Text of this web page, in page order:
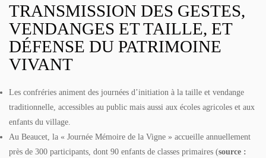
TRANSMISSION DES GESTES,
VENDANGES ET TAILLE, ET
DÉFENSE DU PATRIMOINE
VIVANT
Les confréries animent des journées d’initiation à la taille et vendange
traditionnelle, accessibles au public mais aussi aux écoles agricoles et aux
enfants du village.
Au Beaucet, la « Journée Mémoire de la Vigne » accueille annuellement
près de 300 participants, dont 90 enfants de classes primaires (source :